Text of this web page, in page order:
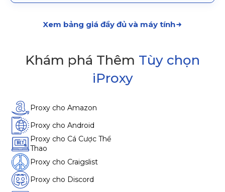
Xem bảng giá đầy đủ và máy tính
Khám phá Thêm Tùy chọn
iProxy
Proxy cho Amazon
Proxy cho Android
Proxy cho Cá Cược Thể
Thao
Proxy cho Craigslist
Proxy cho Discord